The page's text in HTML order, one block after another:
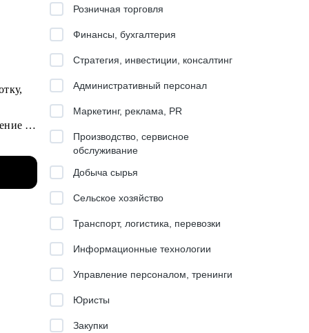
и
Розничная торговля
Финансы, бухгалтерия
Стратегия, инвестиции, консалтинг
Административный персонал
Маркетинг, реклама, PR
Производство, сервисное
обслуживание
Добыча сырья
Сельское хозяйство
Транспорт, логистика, перевозки
Информационные технологии
Управление персоналом, тренинги
Юристы
Закупки